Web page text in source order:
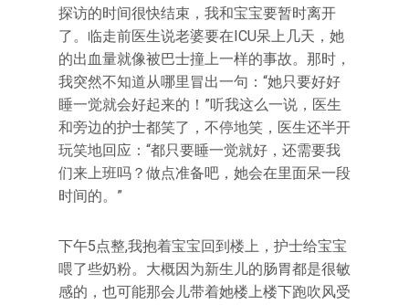
探访的时间很快结束，我和宝宝要暂时离开
了。临走前医生说老婆要在ICU呆上几天，她
的出血量就像被巴士撞上一样的事故。那时，
我突然不知道从哪里冒出一句：“她只要好好
睡一觉就会好起来的！”听我这么一说，医生
和旁边的护士都笑了，不停地笑，医生还半开
玩笑地回应：“都只要睡一觉就好，还需要我
们来上班吗？做点准备吧，她会在里面呆一段
时间的。”
下午5点整,我抱着宝宝回到楼上，护士给宝宝
喂了些奶粉。大概因为新生儿的肠胃都是很敏
感的，也可能那会儿带着她楼上楼下跑吹风受